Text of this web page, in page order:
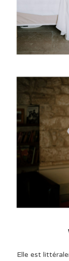
Elle est